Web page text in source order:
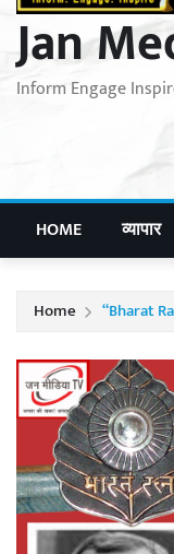
Jan
Inform Engage
HOME व्यापार
Home “Bharat